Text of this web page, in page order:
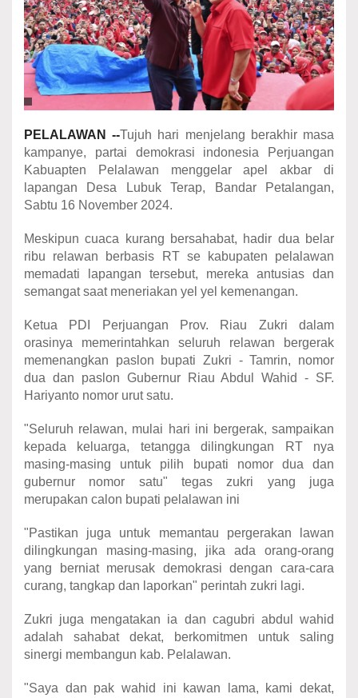
PELALAWAN --Tujuh hari menjelang berakhir masa
kampanye, partai demokrasi indonesia Perjuangan
Kabuapten Pelalawan menggelar apel akbar di
lapangan Desa Lubuk Terap, Bandar Petalangan,
Sabtu 16 November 2024.
Meskipun cuaca kurang bersahabat, hadir dua belar
ribu relawan berbasis RT se kabupaten pelalawan
memadati lapangan tersebut, mereka antusias dan
semangat saat meneriakan yel yel kemenangan.
Ketua PDI Perjuangan Prov. Riau Zukri dalam
orasinya memerintahkan seluruh relawan bergerak
memenangkan paslon bupati Zukri - Tamrin, nomor
dua dan paslon Gubernur Riau Abdul Wahid - SF.
Hariyanto nomor urut satu.
"Seluruh relawan, mulai hari ini bergerak, sampaikan
kepada keluarga, tetangga dilingkungan RT nya
masing-masing untuk pilih bupati nomor dua dan
gubernur nomor satu" tegas zukri yang juga
merupakan calon bupati pelalawan ini
"Pastikan juga untuk memantau pergerakan lawan
dilingkungan masing-masing, jika ada orang-orang
yang berniat merusak demokrasi dengan cara-cara
curang, tangkap dan laporkan" perintah zukri lagi.
Zukri juga mengatakan ia dan cagubri abdul wahid
adalah sahabat dekat, berkomitmen untuk saling
sinergi membangun kab. Pelalawan.
"Saya dan pak wahid ini kawan lama, kami dekat,